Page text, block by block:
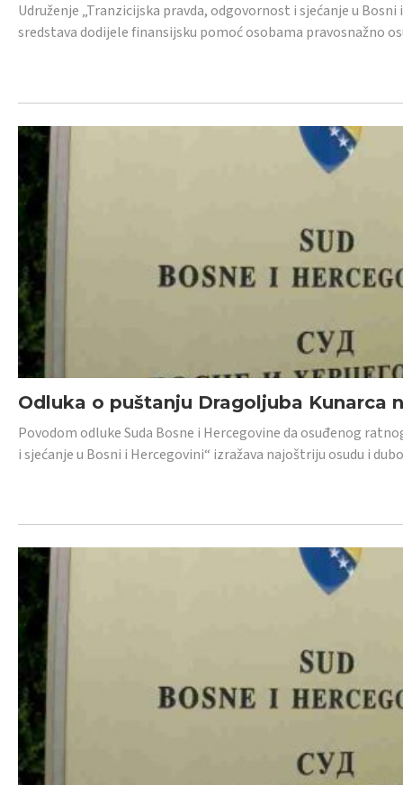
Udruženje „Tranzicijska pravda, odgovornost i sjećanje u
sredstava dodijele finansijsku pomoć osobama pravosnažno
Odluka o puštanju Dragoljuba Kunarca
Povodom odluke Suda Bosne i Hercegovine da osuđenog
i sjećanje u Bosni i Hercegovini“ izražava najoštriju osudu i